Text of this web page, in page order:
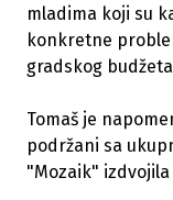
mladima koji su
konkretne
gradskog
Tomaš je
podržani sa
"Mozaik" izdvojila